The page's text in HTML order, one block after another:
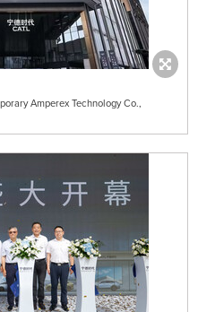
Amperex Technology Co.,